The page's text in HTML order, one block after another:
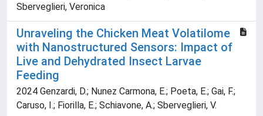
Sberveglieri, Veronica
Unraveling the Chicken Meat Volatilome
with Nanostructured Sensors: Impact of
Live and Dehydrated Insect Larvae
Feeding
2024 Genzardi, D.; Nunez Carmona, E.; Poeta, E.; Gai, F.;
Caruso, I.; Fiorilla, E.; Schiavone, A.; Sberveglieri, V.